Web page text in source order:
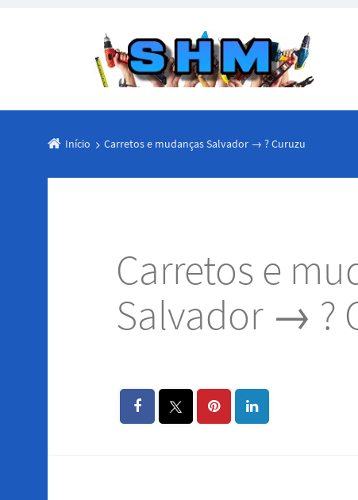
Início Carretos e mudanças Salvador → ? Curuzu
Carretos e
Salvador → ?